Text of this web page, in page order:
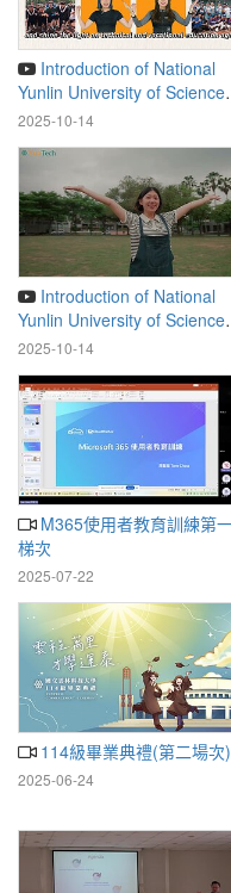
Yunlin University of Science
and Technology for 2025 【
2025-10-14
Yunlin University of Science
and Technology for 2024 【
】
2025-10-14
M365使用者教育訓練第一
梯次
2025-07-22
114級畢業典禮(第二場次)
2025-06-24